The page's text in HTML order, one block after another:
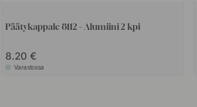
Päätykappale 8112 - Alumiini 2 kpi
8.20
Varastossa